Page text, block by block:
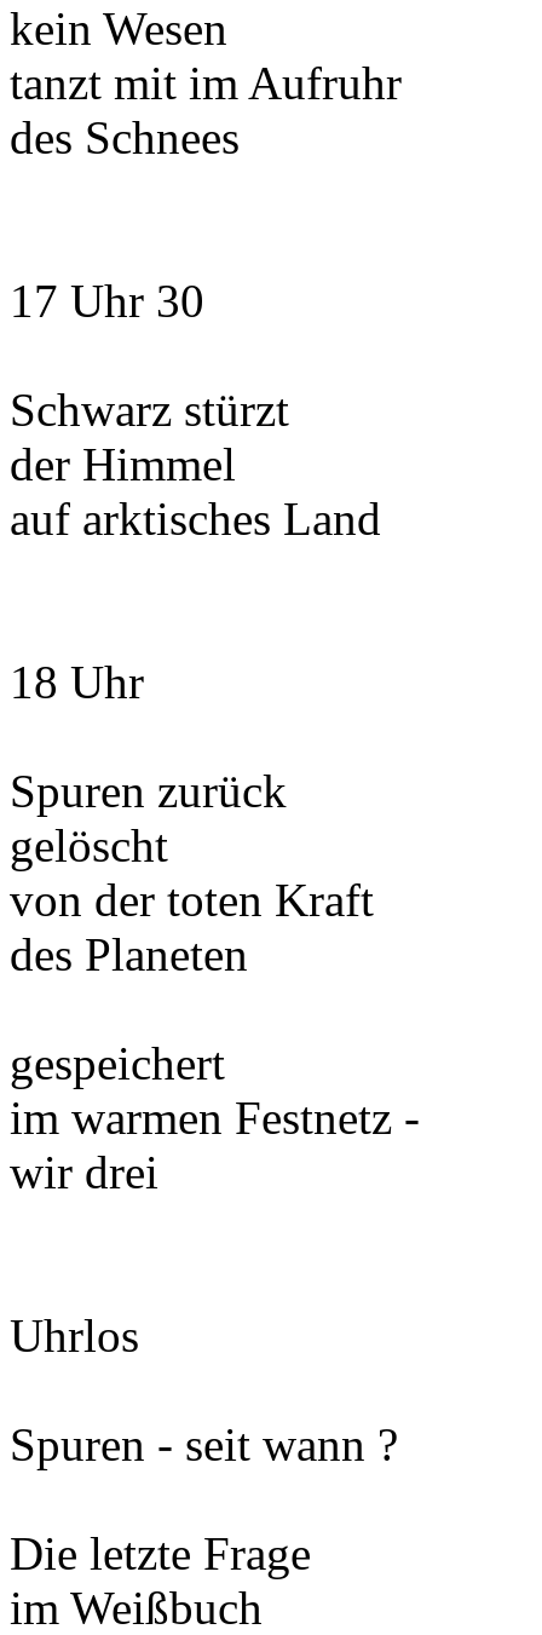
kein Wesen
tanzt mit im Aufruhr
des Schnees
17 Uhr 30
Schwarz stürzt
der Himmel
auf arktisches Land
18 Uhr
Spuren zurück
gelöscht
von der toten Kraft
des Planeten
gespeichert
im warmen Festnetz -
wir drei
Uhrlos
Spuren - seit wann ?
Die letzte Frage
im Weißbuch